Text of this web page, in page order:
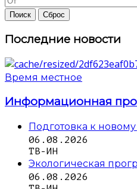
Последние новости
Время местное
Информационная
Подготовка к
06.08.2026
ТВ-ИН
Экологическая
06.08.2026